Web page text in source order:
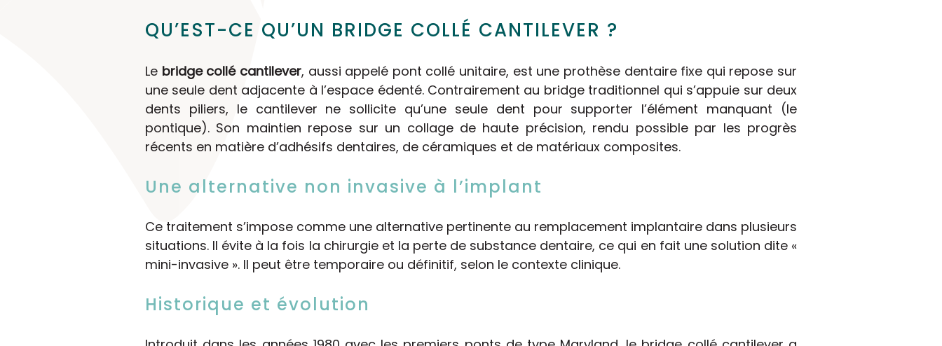
QU’EST-CE QU’UN BRIDGE COLLÉ CANTILEVER ?
Le bridge collé cantilever, aussi appelé pont collé unitaire, est une prothèse dentaire fixe qui repose sur
une seule dent adjacente à l’espace édenté. Contrairement au bridge traditionnel qui s’appuie sur deux
dents piliers, le cantilever ne sollicite qu’une seule dent pour supporter l’élément manquant (le
pontique). Son maintien repose sur un collage de haute précision, rendu possible par les progrès
récents en matière d’adhésifs dentaires, de céramiques et de matériaux composites.
Une alternative non invasive à l’implant
Ce traitement s’impose comme une alternative pertinente au remplacement implantaire dans plusieurs
situations. Il évite à la fois la chirurgie et la perte de substance dentaire, ce qui en fait une solution dite «
mini-invasive ». Il peut être temporaire ou définitif, selon le contexte clinique.
Historique et évolution